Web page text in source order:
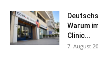
Warum
Clinic...
7. August